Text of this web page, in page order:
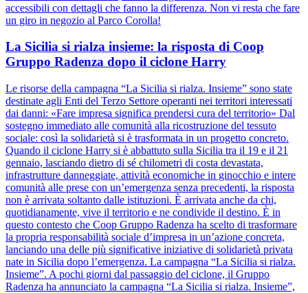
accessibili con dettagli che fanno la differenza. Non vi resta che fare
un giro in negozio al Parco Corolla!
La Sicilia si rialza insieme: la risposta di Coop
Gruppo Radenza dopo il ciclone Harry
Le risorse della campagna “La Sicilia si rialza. Insieme” sono state
destinate agli Enti del Terzo Settore operanti nei territori interessati
dai danni: «Fare impresa significa prendersi cura del territorio» Dal
sostegno immediato alle comunità alla ricostruzione del tessuto
sociale: così la solidarietà si è trasformata in un progetto concreto.
Quando il ciclone Harry si è abbattuto sulla Sicilia tra il 19 e il 21
gennaio, lasciando dietro di sé chilometri di costa devastata,
infrastrutture danneggiate, attività economiche in ginocchio e intere
comunità alle prese con un’emergenza senza precedenti, la risposta
non è arrivata soltanto dalle istituzioni. È arrivata anche da chi,
quotidianamente, vive il territorio e ne condivide il destino. È in
questo contesto che Coop Gruppo Radenza ha scelto di trasformare
la propria responsabilità sociale d’impresa in un’azione concreta,
lanciando una delle più significative iniziative di solidarietà privata
nate in Sicilia dopo l’emergenza. La campagna “La Sicilia si rialza.
Insieme”. A pochi giorni dal passaggio del ciclone, il Gruppo
Radenza ha annunciato la campagna “La Sicilia si rialza. Insieme”,